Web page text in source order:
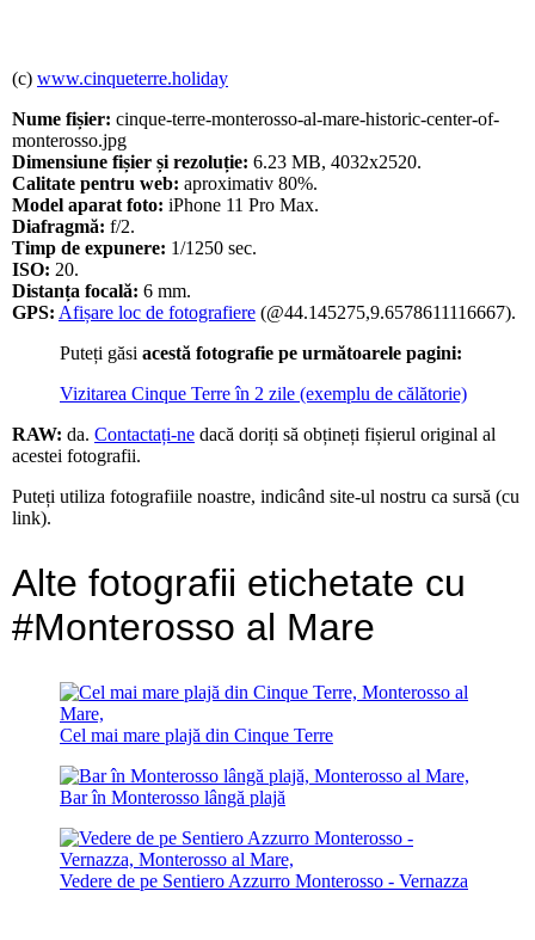
(c) www.cinqueterre.holiday
Nume fișier: cinque-terre-monterosso-al-mare-historic-center-of-
monterosso.jpg
Dimensiune fișier și rezoluție: 6.23 MB, 4032x2520.
Calitate pentru web: aproximativ 80%.
Model aparat foto: iPhone 11 Pro Max.
Diafragmă: f/2.
Timp de expunere: 1/1250 sec.
ISO: 20.
Distanța focală: 6 mm.
GPS: Afișare loc de fotografiere (@44.145275,9.6578611116667).
Puteți găsi acestă fotografie pe următoarele pagini:
Vizitarea Cinque Terre în 2 zile (exemplu de călătorie)
RAW: da. Contactați-ne dacă doriți să obțineți fișierul original al
acestei fotografii.
Puteți utiliza fotografiile noastre, indicând site-ul nostru ca sursă (cu
link).
Alte fotografii etichetate cu
#Monterosso al Mare
Cel mai mare plajă din Cinque Terre
Bar în Monterosso lângă plajă
Vedere de pe Sentiero Azzurro Monterosso - Vernazza